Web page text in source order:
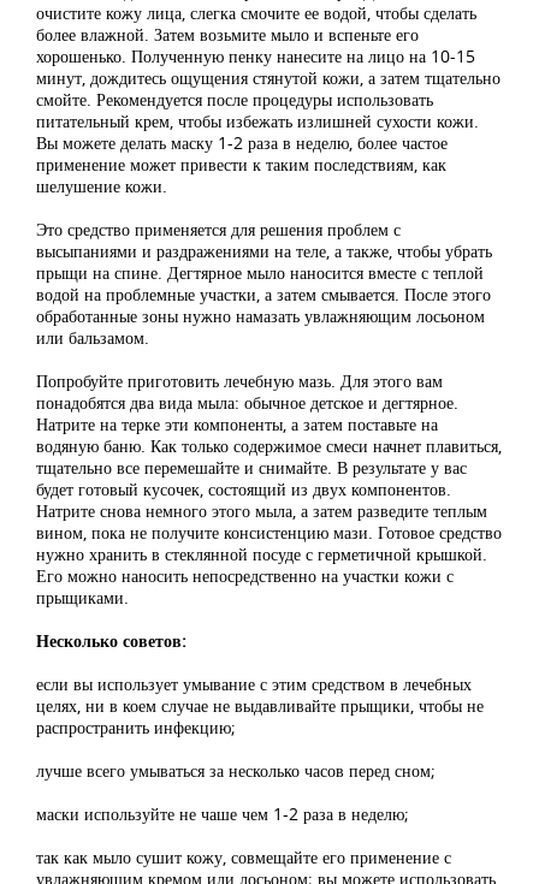
очистите кожу лица, слегка смочите ее водой, чтобы сделать
более влажной. Затем возьмите мыло и вспеньте его
хорошенько. Полученную пенку нанесите на лицо на 10-15
минут, дождитесь ощущения стянутой кожи, а затем тщательно
смойте. Рекомендуется после процедуры использовать
питательный крем, чтобы избежать излишней сухости кожи.
Вы можете делать маску 1-2 раза в неделю, более частое
применение может привести к таким последствиям, как
шелушение кожи.
Это средство применяется для решения проблем с
высыпаниями и раздражениями на теле, а также, чтобы убрать
прыщи на спине. Дегтярное мыло наносится вместе с теплой
водой на проблемные участки, а затем смывается. После этого
обработанные зоны нужно намазать увлажняющим лосьоном
или бальзамом.
Попробуйте приготовить лечебную мазь. Для этого вам
понадобятся два вида мыла: обычное детское и дегтярное.
Натрите на терке эти компоненты, а затем поставьте на
водяную баню. Как только содержимое смеси начнет плавиться,
тщательно все перемешайте и снимайте. В результате у вас
будет готовый кусочек, состоящий из двух компонентов.
Натрите снова немного этого мыла, а затем разведите теплым
вином, пока не получите консистенцию мази. Готовое средство
нужно хранить в стеклянной посуде с герметичной крышкой.
Его можно наносить непосредственно на участки кожи с
прыщиками.
Несколько советов:
если вы использует умывание с этим средством в лечебных
целях, ни в коем случае не выдавливайте прыщики, чтобы не
распространить инфекцию;
лучше всего умываться за несколько часов перед сном;
маски используйте не чаше чем 1-2 раза в неделю;
так как мыло сушит кожу, совмещайте его применение с
увлажняющим кремом или лосьоном; вы можете использовать